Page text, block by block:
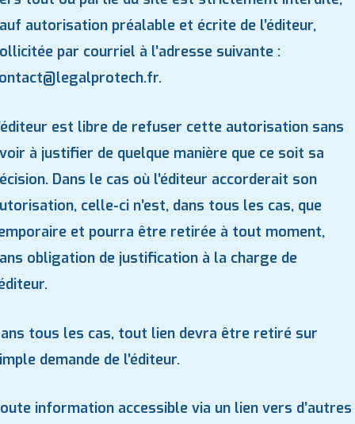
autorisation préalable et écrite de l’éditeur,
par courriel à l’adresse suivante :
est libre de refuser cette autorisation sans
à justifier de quelque manière que ce soit sa
Dans le cas où l’éditeur accorderait son
celle-ci n’est, dans tous les cas, que
et pourra être retirée à tout moment,
obligation de justification à la charge de
tous les cas, tout lien devra être retiré sur
demande de l’éditeur.
information accessible via un lien vers d’autres